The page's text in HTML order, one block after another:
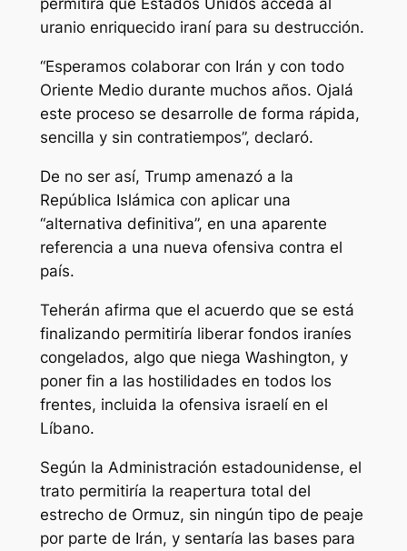
permitirá que Estados Unidos acceda al
uranio enriquecido iraní para su destrucción.
“Esperamos colaborar con Irán y con todo
Oriente Medio durante muchos años. Ojalá
este proceso se desarrolle de forma rápida,
sencilla y sin contratiempos”, declaró.
De no ser así, Trump amenazó a la
República Islámica con aplicar una
“alternativa definitiva”, en una aparente
referencia a una nueva ofensiva contra el
país.
Teherán afirma que el acuerdo que se está
finalizando permitiría liberar fondos iraníes
congelados, algo que niega Washington, y
poner fin a las hostilidades en todos los
frentes, incluida la ofensiva israelí en el
Líbano.
Según la Administración estadounidense, el
trato permitiría la reapertura total del
estrecho de Ormuz, sin ningún tipo de peaje
por parte de Irán, y sentaría las bases para